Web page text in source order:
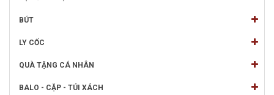
BÚT
LY CỐC
QUÀ TẶNG CÁ NHÂN
BALO - CẶP - TÚI XÁCH